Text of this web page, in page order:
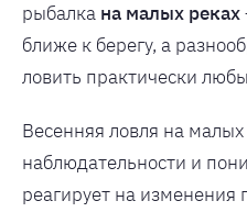
рыбалка на малых реках
ближе к берегу, а
ловить практически
Весенняя ловля на
наблюдательности и
реагирует на изменения